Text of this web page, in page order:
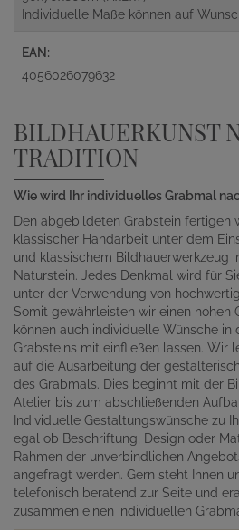
Individuelle Maße können auf
EAN:
4056026079632
BILDHAUERKUNST
TRADITION
Wie wird Ihr individuelles Grabmal
Den abgebildeten Grabstein fertigen
klassischer Handarbeit unter dem
und klassischem Bildhauerwerkzeug
Naturstein. Jedes Denkmal wird für
unter der Verwendung von
Somit gewährleisten wir einen hohen
können auch individuelle Wünsche in
Grabsteins mit einfließen lassen. Wir
auf die Ausarbeitung der
des Grabmals. Dies beginnt mit der
Atelier bis zum abschließenden
Individuelle Gestaltungswünsche zu
egal ob Beschriftung, Design oder
Rahmen der unverbindlichen
angefragt werden. Gern steht Ihnen
telefonisch beratend zur Seite und
zusammen einen individuellen